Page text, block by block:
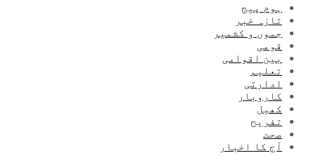
ہوم پیج
تازہ خبر
جموں و کشمیر
قومی
بین اقوامی
تعلیم
ادارتی
کاروبار
کھیل
تفریح
صحت
آج کا اخبار